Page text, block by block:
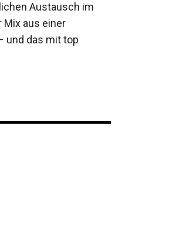
Austausch im
Mix aus einer
und das mit top